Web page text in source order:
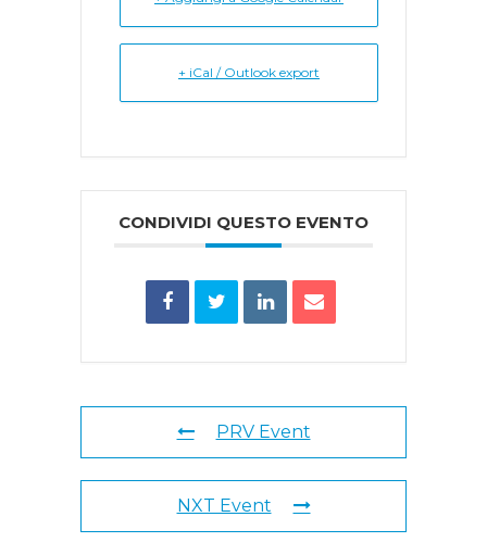
+ iCal / Outlook export
CONDIVIDI QUESTO EVENTO
PRV Event
NXT Event